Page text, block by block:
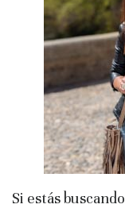
Si estás buscando